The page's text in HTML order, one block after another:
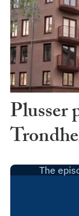
Plusser